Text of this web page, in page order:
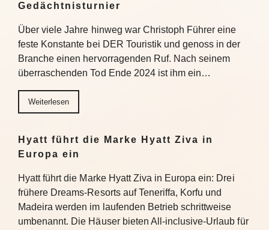
Gedächtnisturnier
Über viele Jahre hinweg war Christoph Führer eine
feste Konstante bei DER Touristik und genoss in der
Branche einen hervorragenden Ruf. Nach seinem
überraschenden Tod Ende 2024 ist ihm ein…
Weiterlesen
Hyatt führt die Marke Hyatt Ziva in
Europa ein
Hyatt führt die Marke Hyatt Ziva in Europa ein: Drei
frühere Dreams-Resorts auf Teneriffa, Korfu und
Madeira werden im laufenden Betrieb schrittweise
umbenannt. Die Häuser bieten All-inclusive-Urlaub für